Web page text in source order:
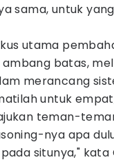
sama, untuk
utama
batas,
merancang
untuk
teman-
nya apa
situnya," kata